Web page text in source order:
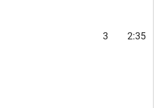
3 2:35